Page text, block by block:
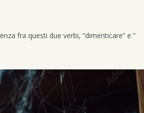
fra questi due verbi, “dimenticare” e ”